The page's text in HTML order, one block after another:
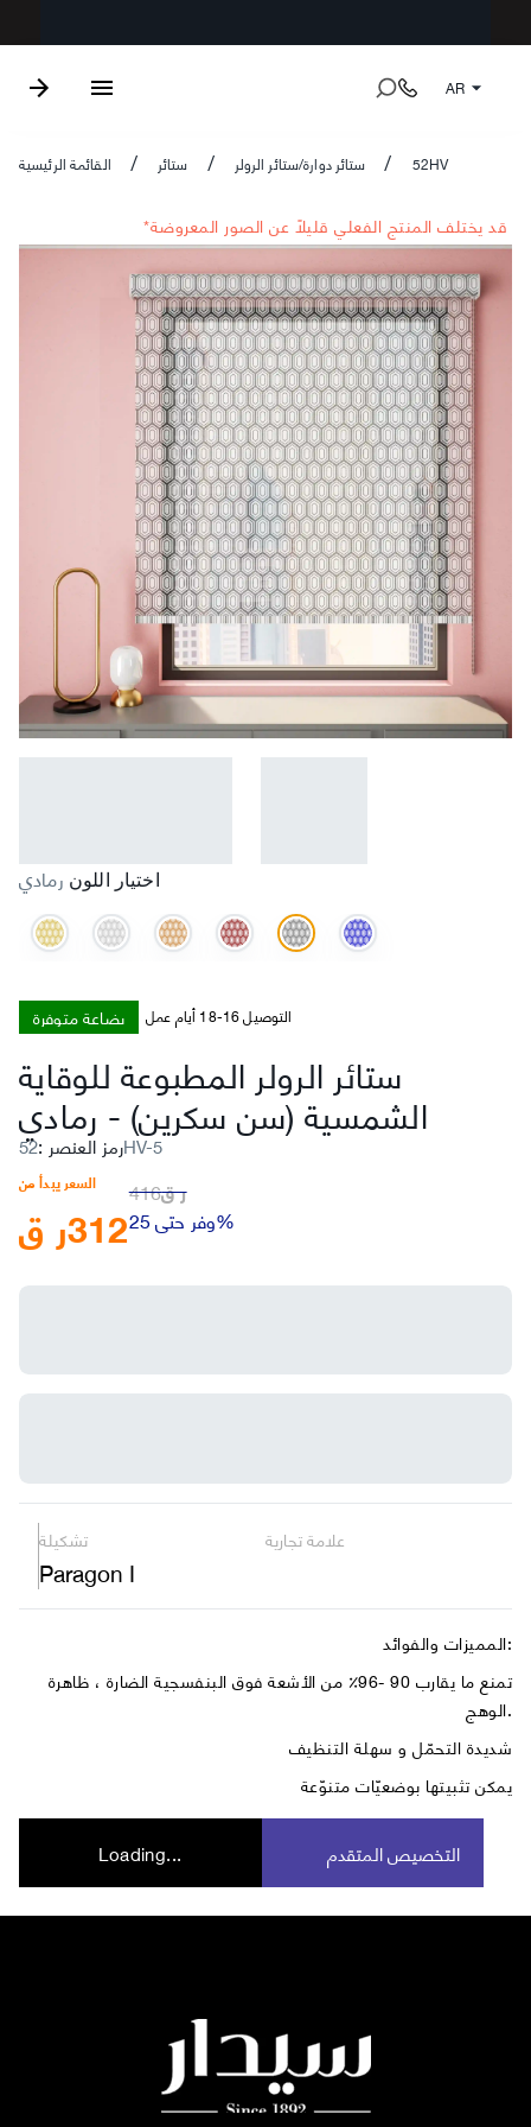
AR
القائمة الرئيسية / ستائر / ستائر دوارة/ستائر الرولر / 52HV
*قد يختلف المنتج الفعلي قليلاً عن الصور المعروضة
اختيار اللون رمادي
بضاعة متوفرة التوصيل 16-18 أيام عمل
ستائر الرولر المطبوعة للوقاية
الشمسية (سن سكرين)- رمادي
رمز العنصر : 52HV-5
السعر يبدأ من
ر ق312
ر ق416
وفر حتى 25%
تشكيلة
Paragon I
علامة تجارية
المميزات والفوائد:
تمنع ما يقارب 90 -96٪ من الأشعة فوق البنفسجية الضارة ، ظاهرة
الوهج.
شديدة التحمّل و سهلة التنظيف
يمكن تثبيتها بوضعيّات متنوّعة
Loading... التخصيص المتقدم